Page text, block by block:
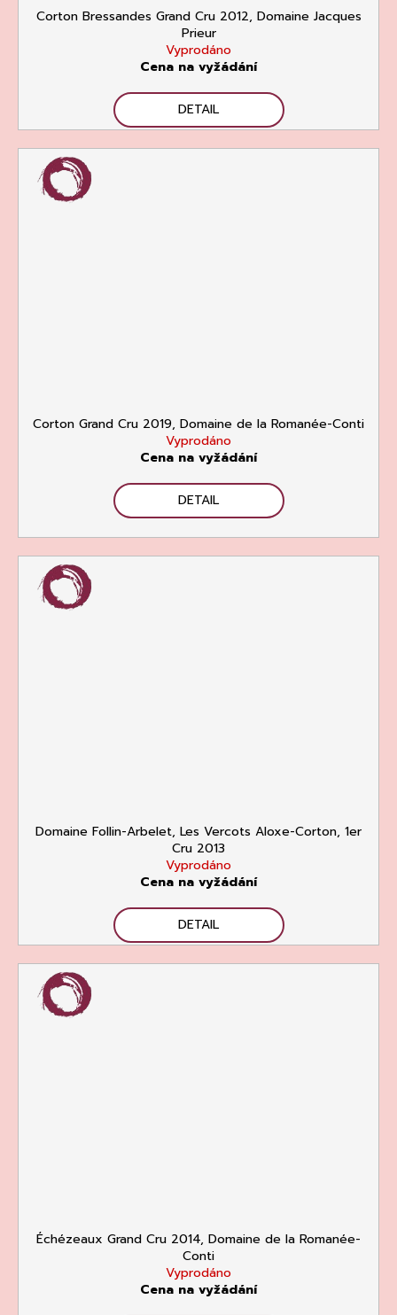
Corton Bressandes Grand Cru 2012, Domaine Jacques
Prieur
Vyprodáno
Cena na vyžádání
DETAIL
Corton Grand Cru 2019, Domaine de la Romanée-Conti
Vyprodáno
Cena na vyžádání
DETAIL
Domaine Follin-Arbelet, Les Vercots Aloxe-Corton, 1er
Cru 2013
Vyprodáno
Cena na vyžádání
DETAIL
Échézeaux Grand Cru 2014, Domaine de la Romanée-
Conti
Vyprodáno
Cena na vyžádání